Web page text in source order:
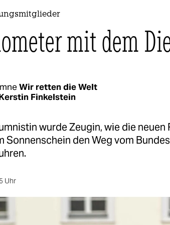
mit dem
Wir retten die Welt
Finkelstein
wurde Zeugin, wie die
Sonnenschein den Weg vom
Uhr